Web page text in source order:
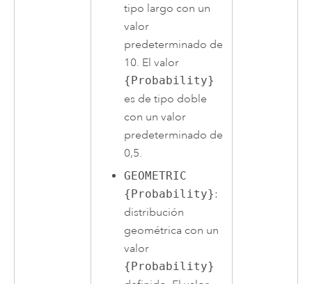
tipo largo con un
valor
predeterminado de
10. El valor
{Probability}
es de tipo doble
con un valor
predeterminado de
0,5.
GEOMETRIC
{Probability}:
distribución
geométrica con un
valor
{Probability}